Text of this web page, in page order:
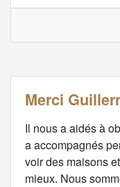
Merci
Il nous a aidés à
a accompagnés
voir des maisons
mieux. Nous